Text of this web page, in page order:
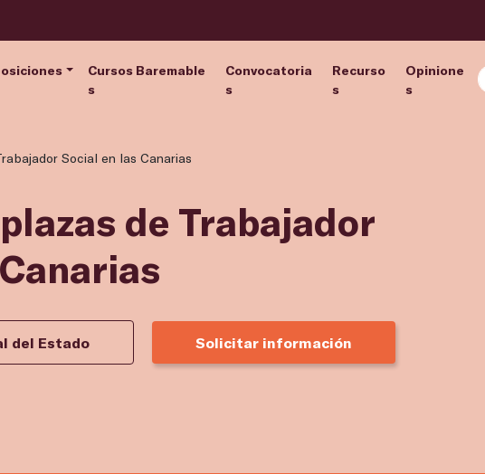
Cursos Baremable
s
Convocatoria
s
Recurso
s
Opinione
s
Social en las Canarias
de Trabajador
del Estado Solicitar información